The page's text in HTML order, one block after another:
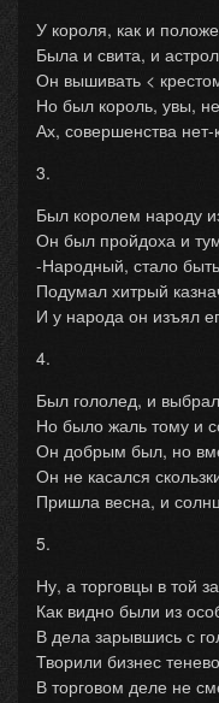
У короля, как и
Была и свита, и
Он вышивать <
Но был король, увы,
Ах, совершенства
3.
Был королем народу
Он был пройдоха и
-Народный, стало
Подумал хитрый
И у народа он изъял
4.
Был гололед, и
Но было жаль тому и
Он добрым был, но
Он не касался
Пришла весна, и
5.
Ну, а торговцы в той
Как видно были из
В дела зарывшись с
Творили бизнес
В торговом деле не